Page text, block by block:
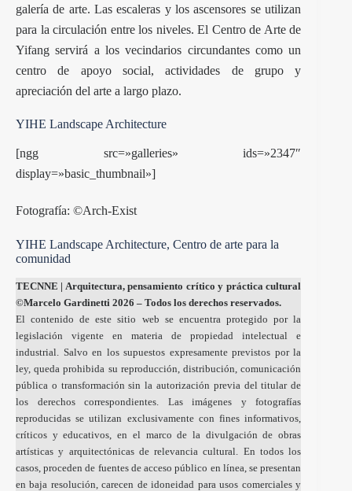
galería de arte. Las escaleras y los ascensores se utilizan
para la circulación entre los niveles. El Centro de Arte de
Yifang servirá a los vecindarios circundantes como un
centro de apoyo social, actividades de grupo y
apreciación del arte a largo plazo.
YIHE Landscape Architecture
[ngg src=»galleries» ids=»2347″
display=»basic_thumbnail»]
Fotografía: ©Arch-Exist
YIHE Landscape Architecture, Centro de arte para la
comunidad
TECNNE | Arquitectura, pensamiento crítico y práctica cultural
©Marcelo Gardinetti 2026 – Todos los derechos reservados.
El contenido de este sitio web se encuentra protegido por la
legislación vigente en materia de propiedad intelectual e
industrial. Salvo en los supuestos expresamente previstos por la
ley, queda prohibida su reproducción, distribución, comunicación
pública o transformación sin la autorización previa del titular de
los derechos correspondientes. Las imágenes y fotografías
reproducidas se utilizan exclusivamente con fines informativos,
críticos y educativos, en el marco de la divulgación de obras
artísticas y arquitectónicas de relevancia cultural. En todos los
casos, proceden de fuentes de acceso público en línea, se presentan
en baja resolución, carecen de idoneidad para usos comerciales y